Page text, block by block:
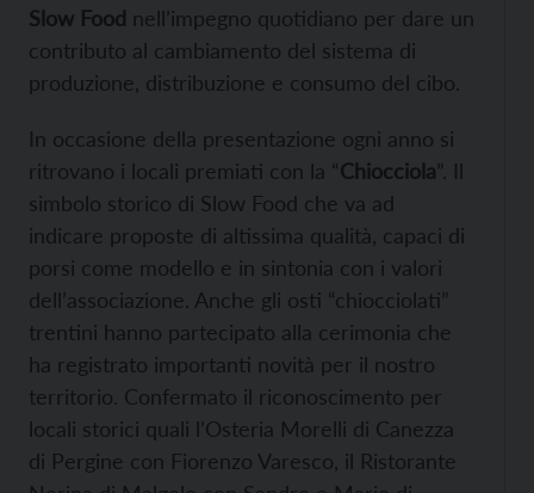
Slow Food nell’impegno quotidiano per dare un
contributo al cambiamento del sistema di
produzione, distribuzione e consumo del cibo.
In occasione della presentazione ogni anno si
ritrovano i locali premiati con la “Chiocciola”. Il
simbolo storico di Slow Food che va ad
indicare proposte di altissima qualità, capaci di
porsi come modello e in sintonia con i valori
dell’associazione. Anche gli osti “chiocciolati”
trentini hanno partecipato alla cerimonia che
ha registrato importanti novità per il nostro
territorio. Confermato il riconoscimento per
locali storici quali l’Osteria Morelli di Canezza
di Pergine con Fiorenzo Varesco, il Ristorante